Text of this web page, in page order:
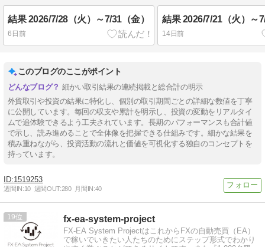
結果 2026/7/28（火）～7/31（金）
6日前
結果 2026/7/21（火）～
14日前
このブログのここがポイント
細かい取引結果の連続掲載と総合計の明示
外貨取引や投資の結果に特化し、個別の取引期間ごとの詳細な数値を丁寧
に公開しています。毎回の収支や累計を明示し、投資の変動をリアルタイ
ムで追体験できるよう工夫されています。長期のパフォーマンスも合計値
で示し、読み進めることで全体像を把握できる仕組みです。細かな結果を
積み重ねながら、投資活動の流れと価値を可視化する独自のコンセプトを
持っています。
1519253
週間IN:10 週間OUT:280 月間IN:40
19 fx-ea-system-project
FX-EA System ProjectはこれからFXの自動売買（EA）
で稼いでいきたい人たちのためにステップ形式でわかり